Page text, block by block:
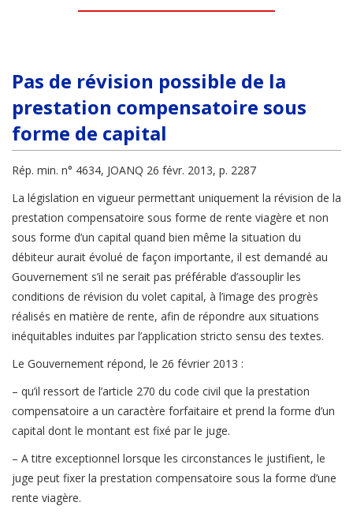
Pas de révision possible de la
prestation compensatoire sous
forme de capital
Rép. min. n° 4634, JOANQ 26 févr. 2013, p. 2287
La législation en vigueur permettant uniquement la révision de la
prestation compensatoire sous forme de rente viagère et non
sous forme d’un capital quand bien même la situation du
débiteur aurait évolué de façon importante, il est demandé au
Gouvernement s’il ne serait pas préférable d’assouplir les
conditions de révision du volet capital, à l’image des progrès
réalisés en matière de rente, afin de répondre aux situations
inéquitables induites par l’application stricto sensu des textes.
Le Gouvernement répond, le 26 février 2013 :
– qu’il ressort de l’article 270 du code civil que la prestation
compensatoire a un caractère forfaitaire et prend la forme d’un
capital dont le montant est fixé par le juge.
– A titre exceptionnel lorsque les circonstances le justifient, le
juge peut fixer la prestation compensatoire sous la forme d’une
rente viagère.